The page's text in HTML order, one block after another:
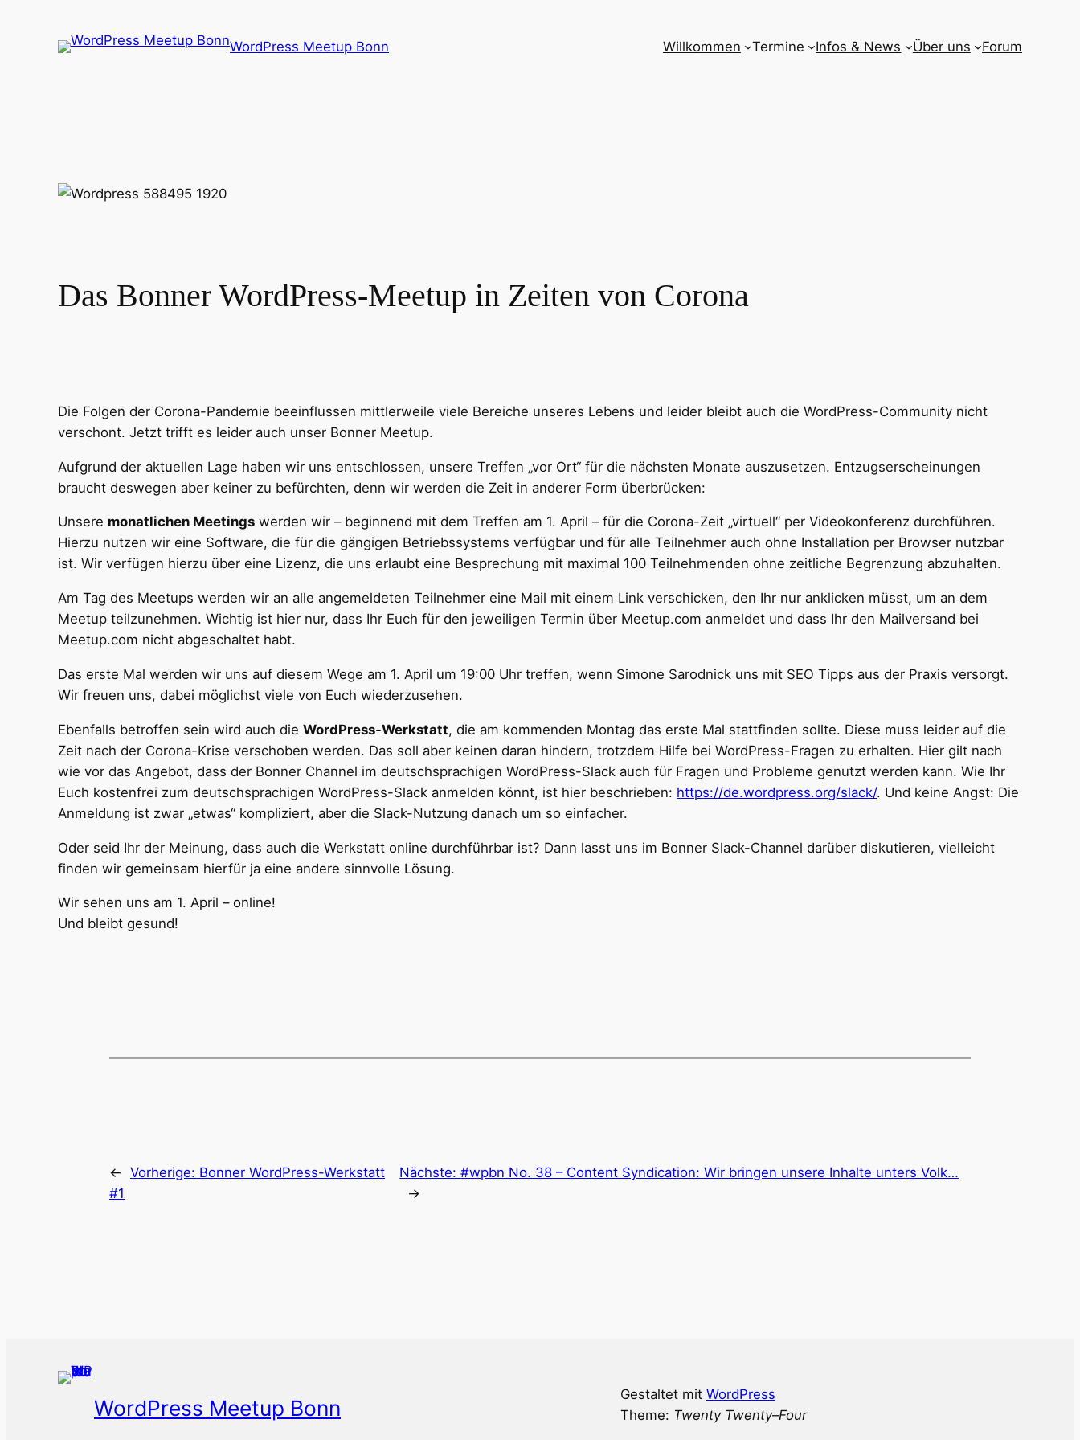
springen
WordPress Meetup Bonn Willkommen Termine Infos & News Über uns Forum
Das Bonner WordPress-Meetup in Zeiten von Corona
Die Folgen der Corona-Pandemie beeinflussen mittlerweile viele Bereiche unseres Lebens und leider bleibt auch die WordPress-Community nicht
verschont. Jetzt trifft es leider auch unser Bonner Meetup.
Aufgrund der aktuellen Lage haben wir uns entschlossen, unsere Treffen „vor Ort“ für die nächsten Monate auszusetzen. Entzugserscheinungen
braucht deswegen aber keiner zu befürchten, denn wir werden die Zeit in anderer Form überbrücken:
Unsere monatlichen Meetings werden wir – beginnend mit dem Treffen am 1. April – für die Corona-Zeit „virtuell“ per Videokonferenz durchführen.
Hierzu nutzen wir eine Software, die für die gängigen Betriebssystems verfügbar und für alle Teilnehmer auch ohne Installation per Browser nutzbar
ist. Wir verfügen hierzu über eine Lizenz, die uns erlaubt eine Besprechung mit maximal 100 Teilnehmenden ohne zeitliche Begrenzung abzuhalten.
Am Tag des Meetups werden wir an alle angemeldeten Teilnehmer eine Mail mit einem Link verschicken, den Ihr nur anklicken müsst, um an dem
Meetup teilzunehmen. Wichtig ist hier nur, dass Ihr Euch für den jeweiligen Termin über Meetup.com anmeldet und dass Ihr den Mailversand bei
Meetup.com nicht abgeschaltet habt.
Das erste Mal werden wir uns auf diesem Wege am 1. April um 19:00 Uhr treffen, wenn Simone Sarodnick uns mit SEO Tipps aus der Praxis versorgt.
Wir freuen uns, dabei möglichst viele von Euch wiederzusehen.
Ebenfalls betroffen sein wird auch die WordPress-Werkstatt, die am kommenden Montag das erste Mal stattfinden sollte. Diese muss leider auf die
Zeit nach der Corona-Krise verschoben werden. Das soll aber keinen daran hindern, trotzdem Hilfe bei WordPress-Fragen zu erhalten. Hier gilt nach
wie vor das Angebot, dass der Bonner Channel im deutschsprachigen WordPress-Slack auch für Fragen und Probleme genutzt werden kann. Wie Ihr
Euch kostenfrei zum deutschsprachigen WordPress-Slack anmelden könnt, ist hier beschrieben: https://de.wordpress.org/slack/. Und keine Angst: Die
Anmeldung ist zwar „etwas“ kompliziert, aber die Slack-Nutzung danach um so einfacher.
Oder seid Ihr der Meinung, dass auch die Werkstatt online durchführbar ist? Dann lasst uns im Bonner Slack-Channel darüber diskutieren, vielleicht
finden wir gemeinsam hierfür ja eine andere sinnvolle Lösung.
Wir sehen uns am 1. April – online!
Und bleibt gesund!
← Vorherige: Bonner WordPress-Werkstatt
#1
Nächste:#wpbn No. 38 – Content Syndication: Wir bringen unsere Inhalte unters Volk…
→
WordPress Meetup Bonn
Gestaltet mit WordPress
Theme: Twenty Twenty–Four